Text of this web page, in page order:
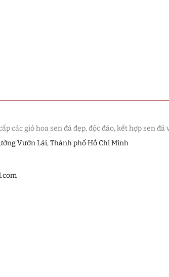
các giỏ hoa sen đá đẹp, độc đáo, kết hợp sen
Vườn Lài, Thành phố Hồ Chí Minh